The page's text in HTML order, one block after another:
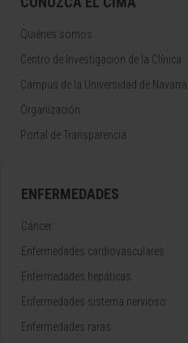
Quiénes somos
Centro de Investigacion de la Clínica
Campus de la Universidad de Navarra
Organización
Portal de Transparencia
ENFERMEDADES
Cáncer
Enfermedades cardiovasculares
Enfermedades hepáticas
Enfermedades sistema nervioso
Enfermedades raras